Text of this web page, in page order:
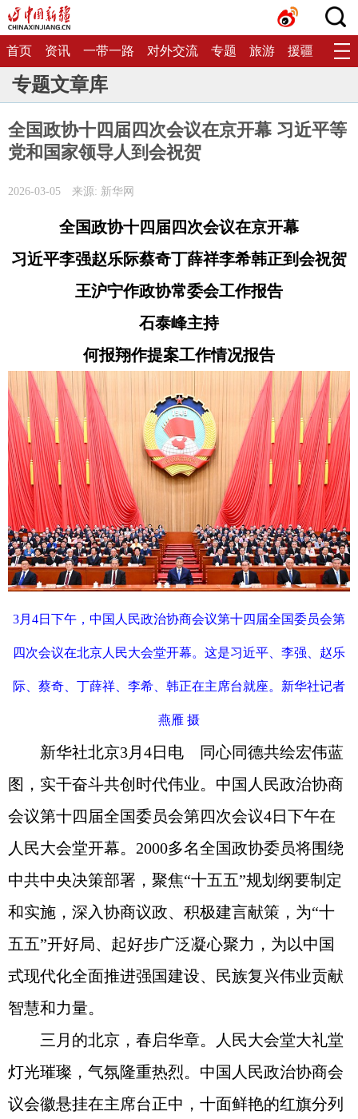
首页 资讯 一带一路 对外交流 专题 旅游 援疆 生态
专题文章库
全国政协十四届四次会议在京开幕 习近平等
党和国家领导人到会祝贺
2026-03-05 来源: 新华网
全国政协十四届四次会议在京开幕
习近平李强赵乐际蔡奇丁薛祥李希韩正到会祝贺
王沪宁作政协常委会工作报告
石泰峰主持
何报翔作提案工作情况报告
3月4日下午，中国人民政治协商会议第十四届全国委员会第
四次会议在北京人民大会堂开幕。这是习近平、李强、赵乐
际、蔡奇、丁薛祥、李希、韩正在主席台就座。新华社记者
燕雁 摄
新华社北京3月4日电 同心同德共绘宏伟蓝
图，实干奋斗共创时代伟业。中国人民政治协商
会议第十四届全国委员会第四次会议4日下午在
人民大会堂开幕。2000多名全国政协委员将围绕
中共中央决策部署，聚焦“十五五”规划纲要制定
和实施，深入协商议政、积极建言献策，为“十
五五”开好局、起好步广泛凝心聚力，为以中国
式现代化全面推进强国建设、民族复兴伟业贡献
智慧和力量。
三月的北京，春启华章。人民大会堂大礼堂
灯光璀璨，气氛隆重热烈。中国人民政治协商会
议会徽悬挂在主席台正中，十面鲜艳的红旗分列